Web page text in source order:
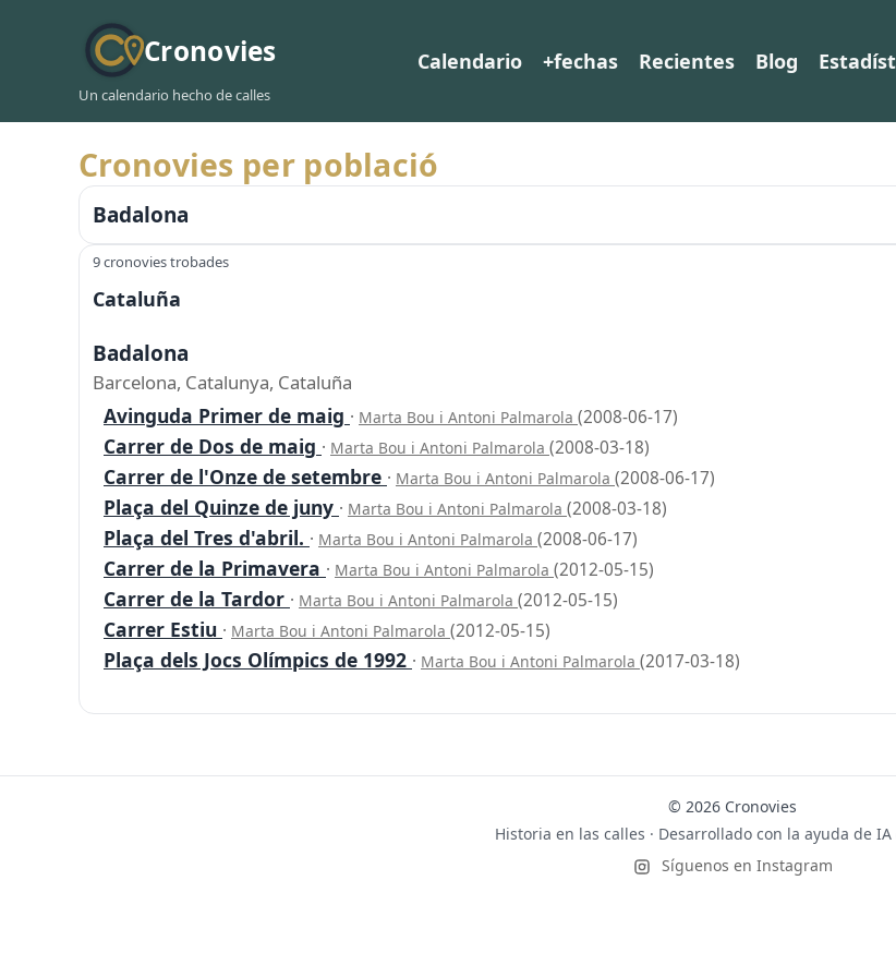
Cronovies
Un calendario hecho de calles
Calendario +fechas Recientes Blog
Cronovies per població
Badalona
9 cronovies trobades
Cataluña
Badalona
Barcelona, Catalunya, Cataluña
Avinguda Primer de maig · Marta Bou i Antoni Palmarola (2008-06-17)
Carrer de Dos de maig · Marta Bou i Antoni Palmarola (2008-03-18)
Carrer de l'Onze de setembre · Marta Bou i Antoni Palmarola (2008-06-17)
Plaça del Quinze de juny · Marta Bou i Antoni Palmarola (2008-03-18)
Plaça del Tres d'abril. · Marta Bou i Antoni Palmarola (2008-06-17)
Carrer de la Primavera · Marta Bou i Antoni Palmarola (2012-05-15)
Carrer de la Tardor · Marta Bou i Antoni Palmarola (2012-05-15)
Carrer Estiu · Marta Bou i Antoni Palmarola (2012-05-15)
Plaça dels Jocs Olímpics de 1992 · Marta Bou i Antoni Palmarola (2017-03-18)
© 2026 Cronovies
Historia en las calles · Desarrollado con la ayuda de IA
Síguenos en Instagram